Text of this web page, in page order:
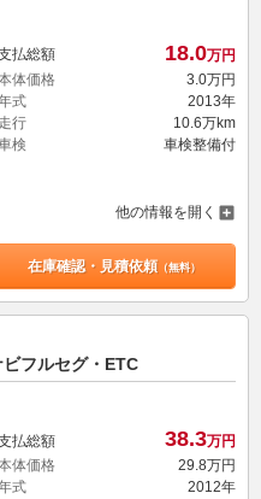
払総額 18.0万円
体価格
3. 0万円
式
2013年
走行
10.6万km
検
車検整備付
他の情報を開く
在庫確認・見積依頼（無料）
フルセグ・ETC
払総額 38.3万円
体価格
29.8万円
式
2012年